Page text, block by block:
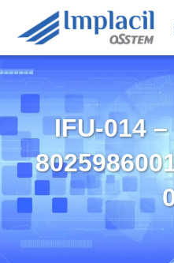
IFU-014